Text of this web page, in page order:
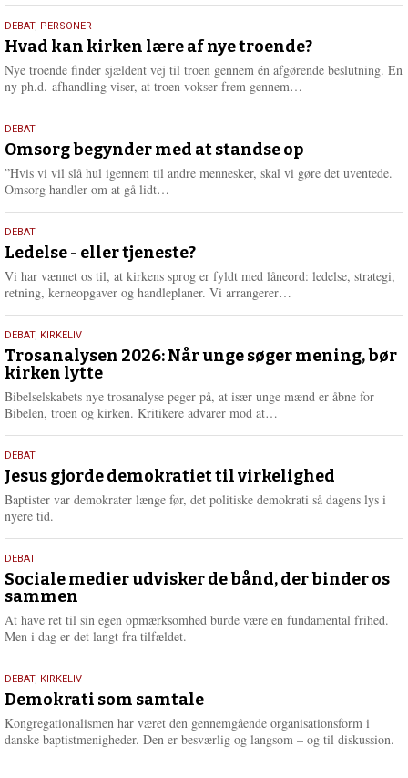
e
e
25.
juli
2026
DEBAT, PERSONER
Hvad kan kirken lære af nye troende?
Nye troende finder sjældent vej til troen gennem én afgørende beslutning. En
ny ph.d.-afhandling viser, at troen vokser frem gennem…
e
e
9.
juli
2026
DEBAT
Omsorg begynder med at standse op
”Hvis vi vil slå hul igennem til andre mennesker, skal vi gøre det uventede.
Omsorg handler om at gå lidt…
e
e
10.
juni
2026
DEBAT
Ledelse - eller tjeneste?
Vi har vænnet os til, at kirkens sprog er fyldt med låneord: ledelse, strategi,
retning, kerneopgaver og handleplaner. Vi arrangerer…
e
2.
juni
2026
DEBAT, KIRKELIV
Trosanalysen 2026: Når unge søger mening, bør
kirken lytte
Bibelselskabets nye trosanalyse peger på, at især unge mænd er åbne for
Bibelen, troen og kirken. Kritikere advarer mod at…
e
e
18.
maj
2026
DEBAT
Jesus gjorde demokratiet til virkelighed
Baptister var demokrater længe før, det politiske demokrati så dagens lys i
nyere tid.
18.
maj
2026
DEBAT
Sociale medier udvisker de bånd, der binder os
sammen
At have ret til sin egen opmærksomhed burde være en fundamental frihed.
Men i dag er det langt fra tilfældet.
18.
maj
2026
DEBAT, KIRKELIV
Demokrati som samtale
Kongregationalismen har været den gennemgående organisationsform i
danske baptistmenigheder. Den er besværlig og langsom – og til diskussion.